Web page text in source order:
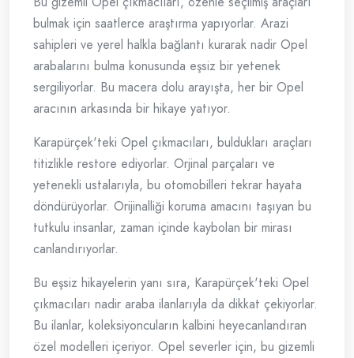
bulmak için saatlerce araştırma yapıyorlar. Arazi
sahipleri ve yerel halkla bağlantı kurarak nadir Opel
arabalarını bulma konusunda eşsiz bir yetenek
sergiliyorlar. Bu macera dolu arayışta, her bir Opel
aracının arkasında bir hikaye yatıyor.
Karapürçek'teki Opel çıkmacıları, buldukları araçları
titizlikle restore ediyorlar. Orjinal parçaları ve
yetenekli ustalarıyla, bu otomobilleri tekrar hayata
döndürüyorlar. Orijinalliği koruma amacını taşıyan bu
tutkulu insanlar, zaman içinde kaybolan bir mirası
canlandırıyorlar.
Bu eşsiz hikayelerin yanı sıra, Karapürçek'teki Opel
çıkmacıları nadir araba ilanlarıyla da dikkat çekiyorlar.
Bu ilanlar, koleksiyoncuların kalbini heyecanlandıran
özel modelleri içeriyor. Opel severler için, bu gizemli